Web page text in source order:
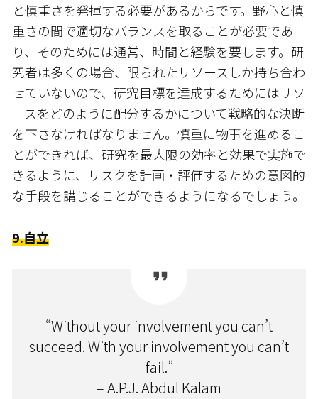
と慎重さを発揮する必要があるからです。野心と慎
重さの間で適切なバランスを取ることが必要であ
り、そのためには通常、時間と経験を要します。研
究者は多くの場合、限られたリソースしか持ち合わ
せていないので、研究目標を達成するためにはリソ
ースをどのように配分するかについて戦略的な決断
を下さなければなりません。慎重に物事を進めるこ
とができれば、研究を最大限の効率と効果で実施で
きるように、リスクを計画・評価するための意図的
な手段を講じることができるようになるでしょう。
9.自立
“Without your involvement you can’t
succeed. With your involvement you can’t
fail.”
– A.P.J. Abdul Kalam